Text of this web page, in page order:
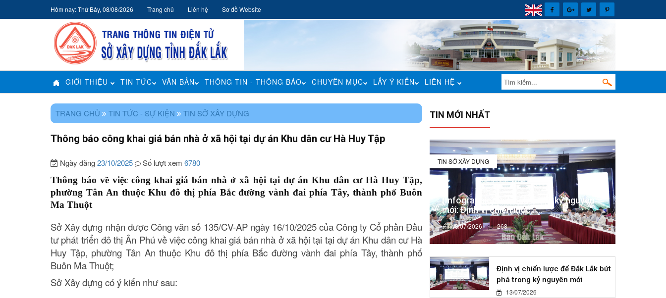
Hôm nay: Thứ Bảy, 08/08/2026 Trang chủ Liên hệ Sơ đồ Website
GIỚI THIỆU TIN TỨC VĂN BẢN THÔNG TIN - THÔNG BÁO CHUYÊN MỤC LẤY Ý KIẾN LIÊN HỆ
TRANG CHỦ TIN TỨC - SỰ KIỆN TIN SỞ XÂY DỰNG
Thông báo công khai giá bán nhà ở xã hội tại dự án Khu dân cư Hà Huy Tập
Ngày đăng23/10/2025 Số lượt xem 6780
Thông báo về việc công khai giá bán nhà ở xã hội tại dự án Khu dân cư Hà Huy Tập,
phường Tân An thuộc Khu đô thị phía Bắc đường vành đai phía Tây, thành phố Buôn
Ma Thuột
Sở Xây dựng nhận được Công văn số 135/CV-AP ngày 16/10/2025 của Công ty Cổ phần Đầu
tư phát triển đô thị Ân Phú về việc công khai giá bán nhà ở xã hội tại tại dự án Khu dân cư Hà
Huy Tập, phường Tân An thuộc Khu đô thị phía Bắc đường vành đai phía Tây, thành phố
Buôn Ma Thuột;
Sở Xây dựng có ý kiến như sau:
TIN MỚI NHẤT
TIN SỞ XÂY DỰNG
(Infographic) Đắk Lắk trong kỷ nguyên
mới: Định vị chiến lược -...
13/07/2026 268
Định vị chiến lược để Đắk Lắk bứt
phá trong kỷ nguyên mới
13/07/2026